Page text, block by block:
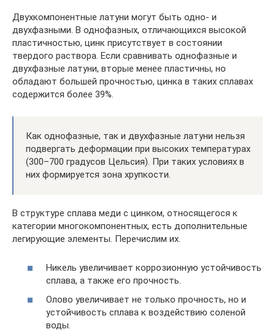
Двухкомпонентные латуни могут быть одно- и
двухфазными. В однофазных, отличающихся высокой
пластичностью, цинк присутствует в состоянии
твердого раствора. Если сравнивать однофазные и
двухфазные латуни, вторые менее пластичны, но
обладают большей прочностью, цинка в таких сплавах
содержится более 39%.
Как однофазные, так и двухфазные латуни нельзя
подвергать деформации при высоких температурах
(300–700 градусов Цельсия). При таких условиях в
них формируется зона хрупкости.
В структуре сплава меди с цинком, относящегося к
категории многокомпонентных, есть дополнительные
легирующие элементы. Перечислим их.
Никель увеличивает коррозионную устойчивость
сплава, а также его прочность.
Олово увеличивает не только прочность, но и
устойчивость сплава к воздействию соленой
воды.